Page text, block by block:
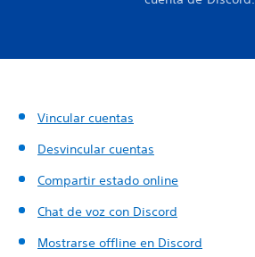
Vincular cuentas
Desvincular cuentas
Compartir estado online
Chat de voz con Discord
Mostrarse offline en Discord